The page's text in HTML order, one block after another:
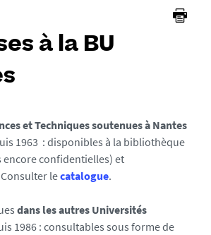
à la BU
et Techniques soutenues à Nantes
1963 : disponibles à la bibliothèque
encore confidentielles) et
lecatalogue.
dans les autres Universités
1986 : consultables sous forme de